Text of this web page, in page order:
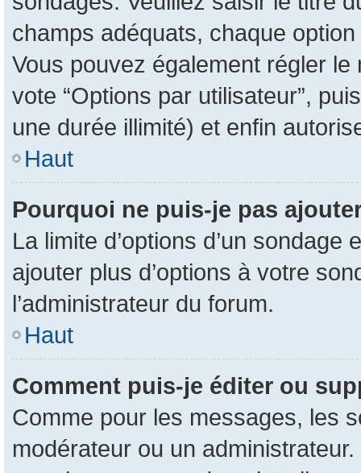
champs adéquats, chaque
Vous pouvez également régler
vote “Options par utilisateur”,
une durée illimité) et enfin
Haut
Pourquoi ne puis-je pas
La limite d’options d’un
ajouter plus d’options à votre
l’administrateur du forum.
Haut
Comment puis-je éditer ou
Comme pour les messages, les
modérateur ou un